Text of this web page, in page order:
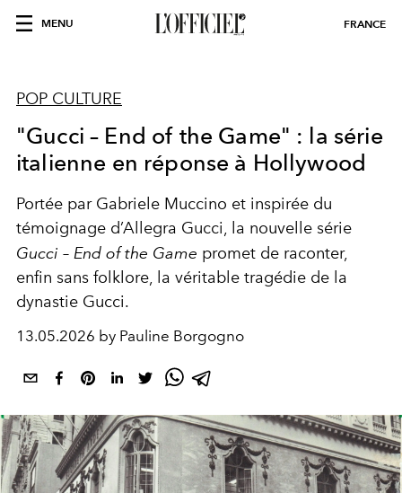
MENU FRANCE
POP CULTURE
"Gucci – End of the Game" : la série
italienne en réponse à Hollywood
Portée par Gabriele Muccino et inspirée du
témoignage d’Allegra Gucci, la nouvelle série
Gucci – End of the Game promet de raconter,
enfin sans folklore, la véritable tragédie de la
dynastie Gucci.
13.05.2026 by Pauline Borgogno